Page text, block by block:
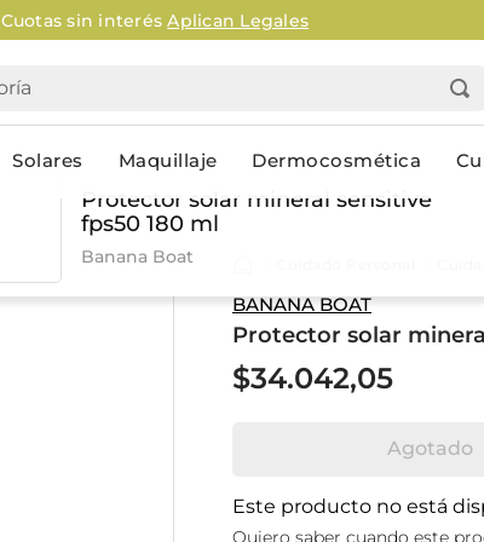
Envío gratis en AMBA en
Cuidado de la piel Higiene
Afeitado
Jabón en
Higiene
Solares Maquillaje Dermocosmética
Protector solar mineral sensitive
fps50 180 ml
Banana Boat
BANANA BOAT
Protector solar
$34.042,05
Agotado
Este producto no está
Quiero saber cuando este